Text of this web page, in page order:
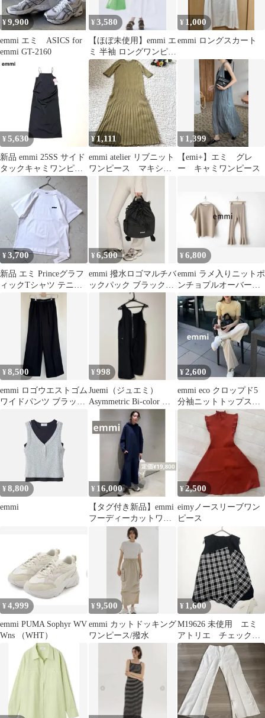
¥9,900
emmi エミ ASICS for
emmi GT-2160
¥3,580
【ほぼ未使用】emmi エ
ミ 半袖 ロングワンピー
ス ホワイト F
¥ 1,000
emmi ロングスカート
¥ 5,630
新品 emmi 25SS サイド
タックキャミワンピー
ス 吸水速乾 洗える 1
¥1,111
emmi atelier リブニット
ワンピース マキシ
¥ 1,399
【emi+】エミ グレ
ー キャミワンピース
¥3,700
新品 エミ Princeグラフ
ィックTシャツ テニス
デザインT 半袖シャツ
¥6,500
emmi 撥水ロゴマルチバ
ックパック ブラック
エミ リュック
¥6,800
emmi ラメ入りニットポ
ンチョプルオーバー＋
リブニットパンツ セ
ットアップ
¥8,500
emmi ロゴウエストゴム
ワイドパンツ ブラック
¥998
Juemi（ジュエミ）
Asymmetric Bi-color ブ
¥2,600
emmi eco クロップド5
分袖ニットトップス
半袖 カットソー ミ
¥8,800
emmi
¥ 16,000
【タグ付き新品】emmi
フーディーカットワン
ピース ネイビー
¥2,500
eimyノースリーブワン
ピース
¥4,999
emmi PUMA Sophyr WV
Wns （WHT）
¥9,500
emmi カットドッキング
ワンピース/撥水
¥ 1,600
M19626 未使用 エミ
アトリエ チェックド
ッキングノースリーブ
ブラウス 黒0